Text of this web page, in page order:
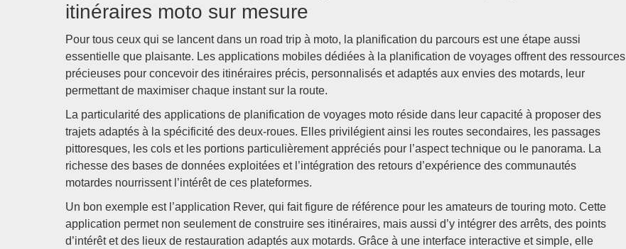
itinéraires moto sur mesure
Pour tous ceux qui se lancent dans un road trip à moto, la planification du parcours est une étape aussi
essentielle que plaisante. Les applications mobiles dédiées à la planification de voyages offrent des ressources
précieuses pour concevoir des itinéraires précis, personnalisés et adaptés aux envies des motards, leur
permettant de maximiser chaque instant sur la route.
La particularité des applications de planification de voyages moto réside dans leur capacité à proposer des
trajets adaptés à la spécificité des deux-roues. Elles privilégient ainsi les routes secondaires, les passages
pittoresques, les cols et les portions particulièrement appréciés pour l’aspect technique ou le panorama. La
richesse des bases de données exploitées et l’intégration des retours d’expérience des communautés
motardes nourrissent l’intérêt de ces plateformes.
Un bon exemple est l’application Rever, qui fait figure de référence pour les amateurs de touring moto. Cette
application permet non seulement de construire ses itinéraires, mais aussi d’y intégrer des arrêts, des points
d’intérêt et des lieux de restauration adaptés aux motards. Grâce à une interface interactive et simple, elle